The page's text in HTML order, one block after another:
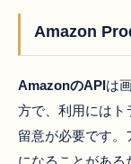
Amazon
AmazonのAPIは
方で、利用にはト
留意が必要です。
になることがある